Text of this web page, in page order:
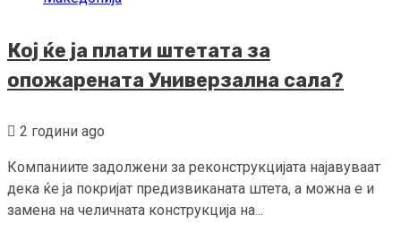
Кој ќе ја плати штетата за
опожарената Универзална сала?
2 години ago
Компаниите задолжени за реконструкцијата најавуваат
дека ќе ја покријат предизвиканата штета, а можна е и
замена на челичната конструкција на...